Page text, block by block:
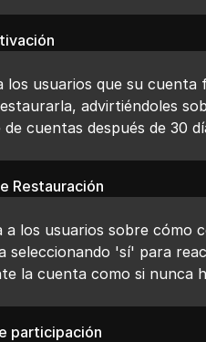
los usuarios que su cuenta
advirtiéndoles
cuentas después de 30
Restauración
a los usuarios sobre cómo
seleccionando 'sí' para
la cuenta como si nunca
participación